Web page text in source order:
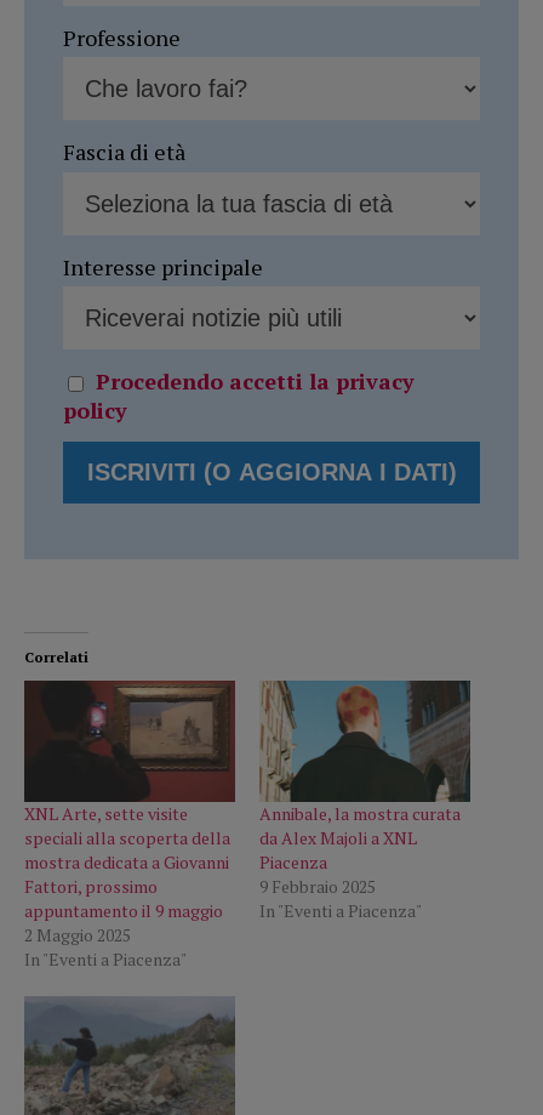
Professione
Fascia di età
Interesse principale
Procedendo accetti la privacy
policy
Correlati
XNL Arte, sette visite
speciali alla scoperta della
mostra dedicata a Giovanni
Fattori, prossimo
appuntamento il 9 maggio
2 Maggio 2025
In "Eventi a Piacenza"
Annibale, la mostra curata
da Alex Majoli a XNL
Piacenza
9 Febbraio 2025
In "Eventi a Piacenza"